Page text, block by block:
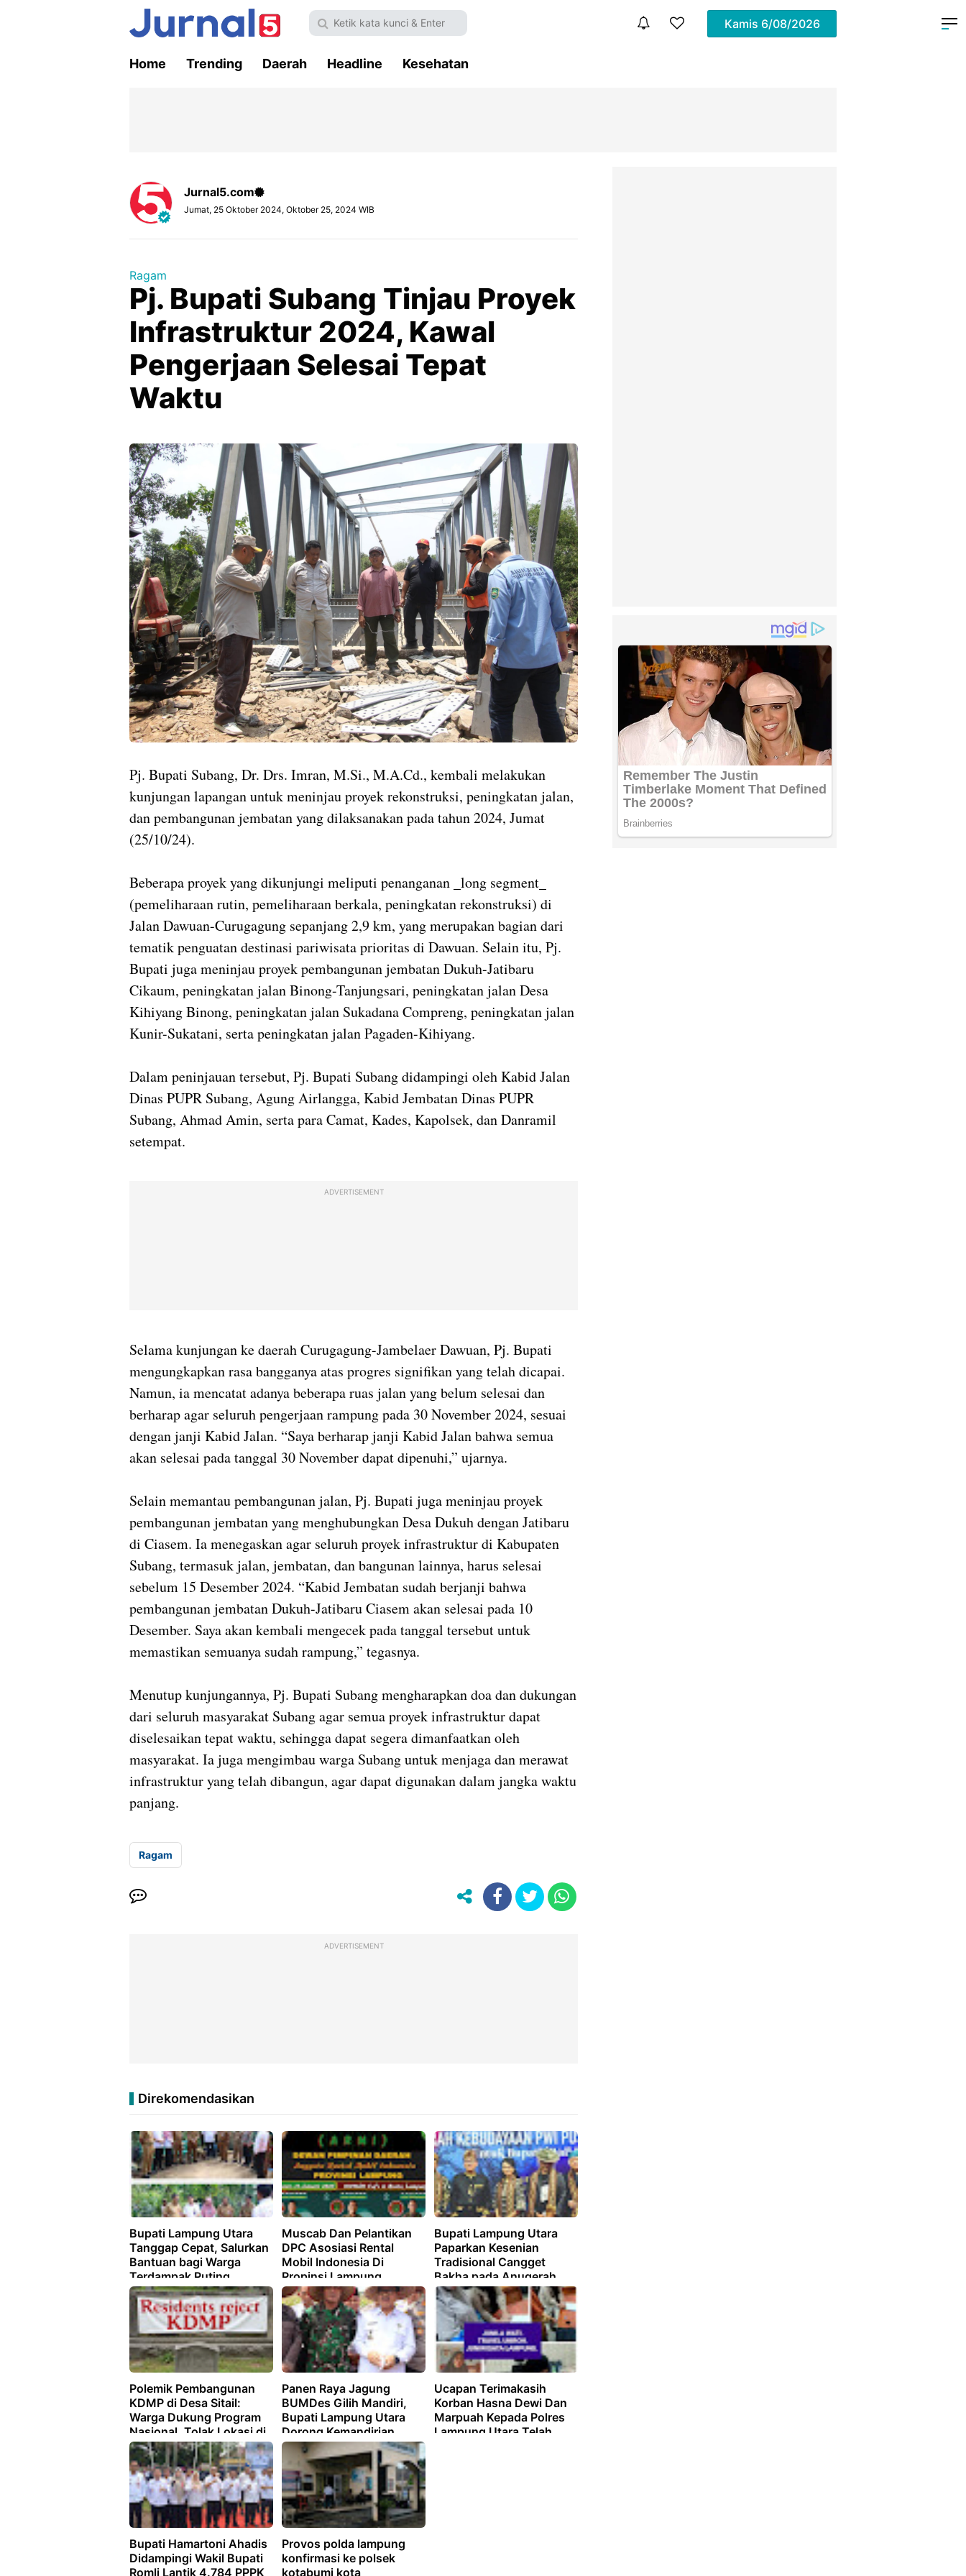
Kamis 6/08/2026
Home Trending Daerah Headline Kesehatan
Jurnal5.com
Jumat, 25 Oktober 2024, Oktober 25, 2024 WIB
Ragam
Pj. Bupati Subang Tinjau Proyek
Infrastruktur 2024, Kawal
Pengerjaan Selesai Tepat
Waktu
Pj. Bupati Subang, Dr. Drs. Imran, M.Si., M.A.Cd., kembali melakukan
kunjungan lapangan untuk meninjau proyek rekonstruksi, peningkatan jalan,
dan pembangunan jembatan yang dilaksanakan pada tahun 2024, Jumat
(25/10/24).
Beberapa proyek yang dikunjungi meliputi penanganan _long segment_
(pemeliharaan rutin, pemeliharaan berkala, peningkatan rekonstruksi) di
Jalan Dawuan-Curugagung sepanjang 2,9 km, yang merupakan bagian dari
tematik penguatan destinasi pariwisata prioritas di Dawuan. Selain itu, Pj.
Bupati juga meninjau proyek pembangunan jembatan Dukuh-Jatibaru
Cikaum, peningkatan jalan Binong-Tanjungsari, peningkatan jalan Desa
Kihiyang Binong, peningkatan jalan Sukadana Compreng, peningkatan jalan
Kunir-Sukatani, serta peningkatan jalan Pagaden-Kihiyang.
Dalam peninjauan tersebut, Pj. Bupati Subang didampingi oleh Kabid Jalan
Dinas PUPR Subang, Agung Airlangga, Kabid Jembatan Dinas PUPR
Subang, Ahmad Amin, serta para Camat, Kades, Kapolsek, dan Danramil
setempat.
ADVERTISEMENT
Selama kunjungan ke daerah Curugagung-Jambelaer Dawuan, Pj. Bupati
mengungkapkan rasa bangganya atas progres signifikan yang telah dicapai.
Namun, ia mencatat adanya beberapa ruas jalan yang belum selesai dan
berharap agar seluruh pengerjaan rampung pada 30 November 2024, sesuai
dengan janji Kabid Jalan. “Saya berharap janji Kabid Jalan bahwa semua
akan selesai pada tanggal 30 November dapat dipenuhi,” ujarnya.
Selain memantau pembangunan jalan, Pj. Bupati juga meninjau proyek
pembangunan jembatan yang menghubungkan Desa Dukuh dengan Jatibaru
di Ciasem. Ia menegaskan agar seluruh proyek infrastruktur di Kabupaten
Subang, termasuk jalan, jembatan, dan bangunan lainnya, harus selesai
sebelum 15 Desember 2024. “Kabid Jembatan sudah berjanji bahwa
pembangunan jembatan Dukuh-Jatibaru Ciasem akan selesai pada 10
Desember. Saya akan kembali mengecek pada tanggal tersebut untuk
memastikan semuanya sudah rampung,” tegasnya.
Menutup kunjungannya, Pj. Bupati Subang mengharapkan doa dan dukungan
dari seluruh masyarakat Subang agar semua proyek infrastruktur dapat
diselesaikan tepat waktu, sehingga dapat segera dimanfaatkan oleh
masyarakat. Ia juga mengimbau warga Subang untuk menjaga dan merawat
infrastruktur yang telah dibangun, agar dapat digunakan dalam jangka waktu
panjang.
Ragam
ADVERTISEMENT
Direkomendasikan
Bupati Lampung Utara
Tanggap Cepat, Salurkan
Bantuan bagi Warga
Terdampak Puting
Beliung di Desa Papan
Rejo
Muscab Dan Pelantikan
DPC Asosiasi Rental
Mobil Indonesia Di
Propinsi Lampung
Bupati Lampung Utara
Paparkan Kesenian
Tradisional Cangget
Bakha pada Anugerah
Kebudayaan PWI Pusat
2026
Polemik Pembangunan
KDMP di Desa Sitail:
Warga Dukung Program
Nasional, Tolak Lokasi di
Lahan Makam
Panen Raya Jagung
BUMDes Gilih Mandiri,
Bupati Lampung Utara
Dorong Kemandirian
Desa di Abung Selatan
Ucapan Terimakasih
Korban Hasna Dewi Dan
Marpuah Kepada Polres
Lampung Utara Telah
Bupati Hamartoni Ahadis
Didampingi Wakil Bupati
Romli Lantik 4.784 PPPK
Provos polda lampung
konfirmasi ke polsek
kotabumi kota